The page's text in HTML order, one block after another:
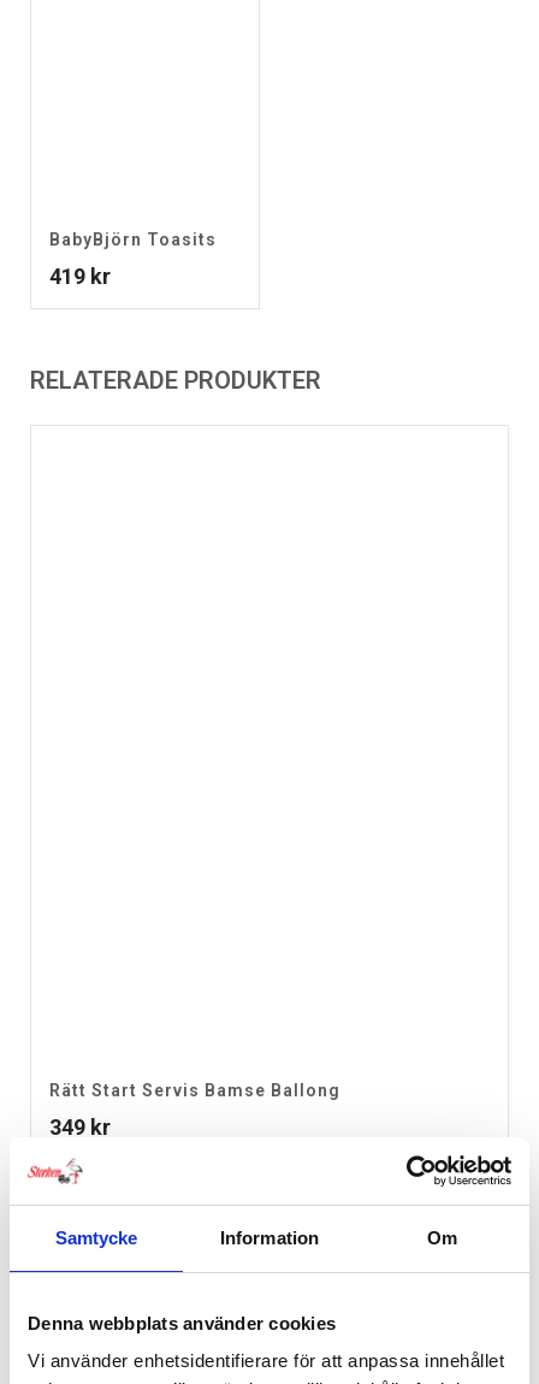
Samtycke Information Om
Denna webbplats använder cookies
Vi använder enhetsidentifierare för att anpassa innehållet
BabyBjörn Toasits
419 kr
RELATERADE PRODUKTER
Rätt Start Servis Bamse Ballong
349 kr